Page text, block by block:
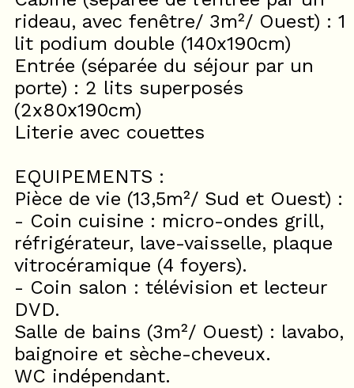
rideau, avec fenêtre/ 3m²/ Ouest) : 1
lit podium double (140x190cm)
Entrée (séparée du séjour par un
porte) : 2 lits superposés
(2x80x190cm)
Literie avec couettes
EQUIPEMENTS :
Pièce de vie (13,5m²/ Sud et Ouest) :
- Coin cuisine : micro-ondes grill,
réfrigérateur, lave-vaisselle, plaque
vitrocéramique (4 foyers).
- Coin salon : télévision et lecteur
DVD.
Salle de bains (3m²/ Ouest) : lavabo,
baignoire et sèche-cheveux.
WC indépendant.